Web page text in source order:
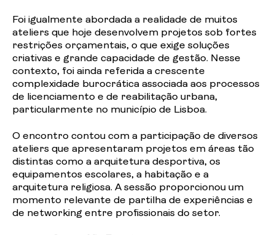
Foi igualmente abordada a realidade de muitos
ateliers que hoje desenvolvem projetos sob fortes
restrições orçamentais, o que exige soluções
criativas e grande capacidade de gestão. Nesse
contexto, foi ainda referida a crescente
complexidade burocrática associada aos processos
de licenciamento e de reabilitação urbana,
particularmente no município de Lisboa.
O encontro contou com a participação de diversos
ateliers que apresentaram projetos em áreas tão
distintas como a arquitetura desportiva, os
equipamentos escolares, a habitação e a
arquitetura religiosa. A sessão proporcionou um
momento relevante de partilha de experiências e
de networking entre profissionais do setor.